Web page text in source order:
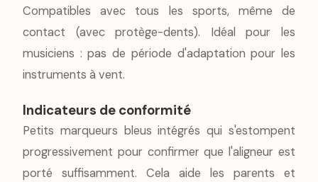
Compatibles avec tous les sports, même de
contact (avec protège-dents). Idéal pour les
musiciens : pas de période d'adaptation pour les
instruments à vent.
Indicateurs de conformité
Petits marqueurs bleus intégrés qui s'estompent
progressivement pour confirmer que l'aligneur est
porté suffisamment. Cela aide les parents et